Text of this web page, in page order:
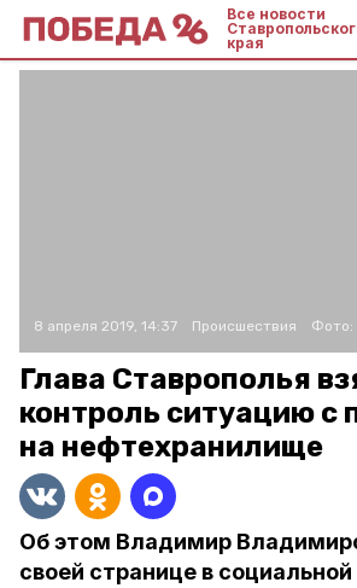
Все новости
края
8 апреля 2019, 14:37 Происшествия Фото:
Глава Ставрополья
контроль ситуацию с
на нефтехранилище
Об этом Владимир
своей странице в социальной